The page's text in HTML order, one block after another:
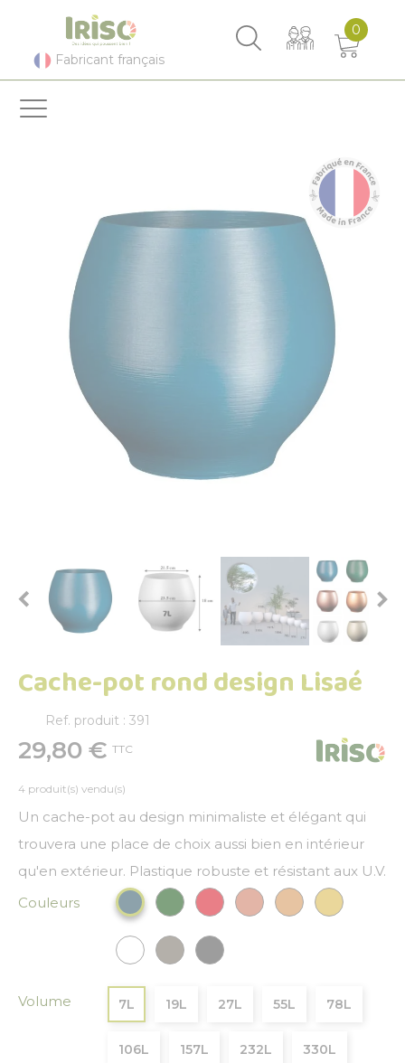
Fabricant français
0
 
Cache-pot rond design Lisaé
Ref. produit : 391
29,80 € TTC
4 produit(s) vendu(s)
Un cache-pot au design minimaliste et élégant qui
trouvera une place de choix aussi bien en intérieur
qu'en extérieur. Plastique robuste et résistant aux U.V.
Couleurs
Bleu paonVert FoncéRougeCuivreBronzeOr
Blanc Gris Gris anthracite
Volume 7L 19L 27L 55L 78L
106L 157L 232L 330L
Panneau de gestion des cookies